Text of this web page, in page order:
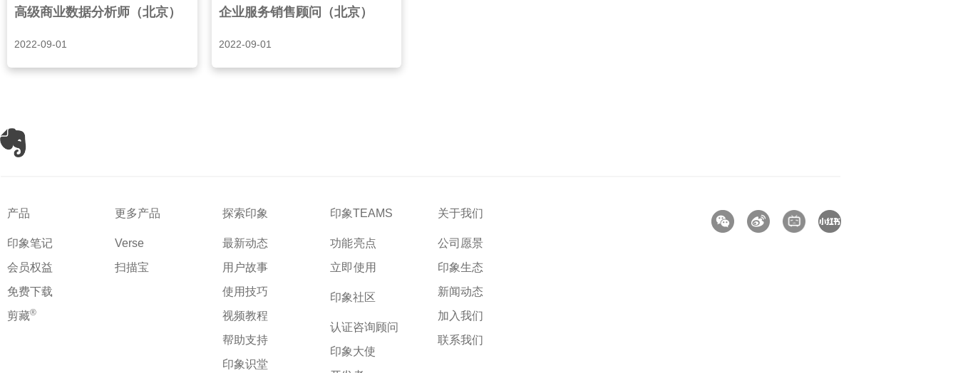
高级商业数据分析师（北京）
2022-09-01
企业服务销售顾问（北京）
2022-09-01
产品
印象笔记
会员权益
免费下载
剪藏®
更多产品
Verse
扫描宝
探索印象
最新动态
用户故事
使用技巧
视频教程
帮助支持
印象识堂
印象TEAMS
功能亮点
立即使用
印象社区
认证咨询顾问
印象大使
关于我们
公司愿景
印象生态
新闻动态
加入我们
联系我们